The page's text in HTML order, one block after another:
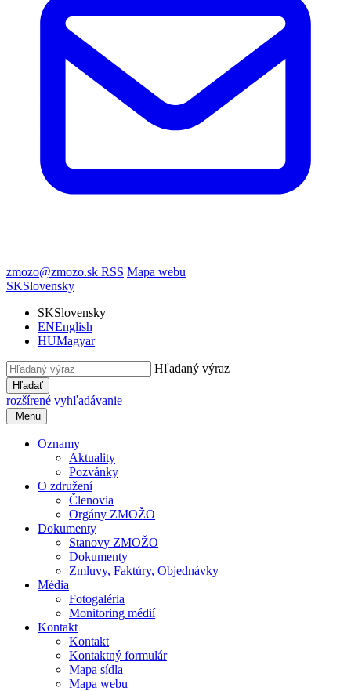
zmozo@zmozo.sk RSS Mapa webu
SKSlovensky
SKSlovensky
ENEnglish
HUMagyar
Hľadaný výraz
Hľadať
rozšírené vyhľadávanie
Menu
Oznamy
Aktuality
Pozvánky
O združení
Členovia
Orgány ZMOŽO
Dokumenty
Stanovy ZMOŽO
Dokumenty
Zmluvy, Faktúry, Objednávky
Média
Fotogaléria
Monitoring médií
Kontakt
Kontakt
Kontaktný formulár
Mapa sídla
Mapa webu